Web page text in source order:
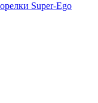
Super-Ego